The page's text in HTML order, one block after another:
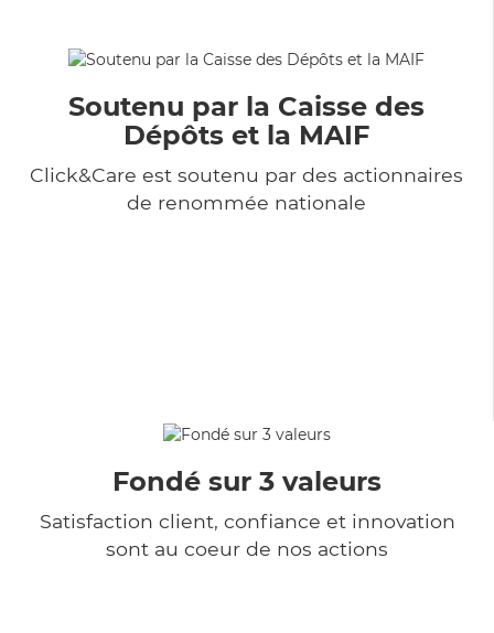
Soutenu par la Caisse des
Dépôts et la MAIF
Click&Care est soutenu par des actionnaires
de renommée nationale
Fondé sur 3 valeurs
Satisfaction client, confiance et innovation
sont au coeur de nos actions